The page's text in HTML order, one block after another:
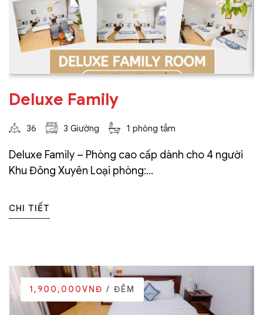
Deluxe Family
36 3 Giường 1 phòng tắm
Deluxe Family – Phòng cao cấp dành cho 4 người
Khu Đông Xuyên Loại phòng:...
CHI TIẾT
1,900,000VNĐ / ĐÊM